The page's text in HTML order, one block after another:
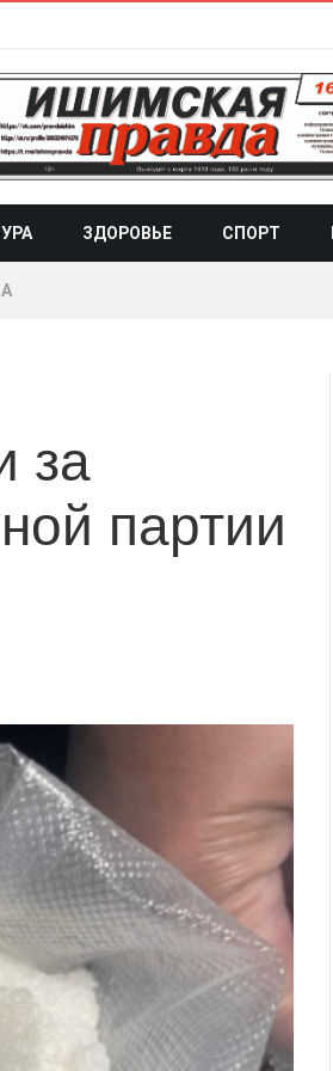
ЗДОРОВЬЕ СПОРТ
за
партии